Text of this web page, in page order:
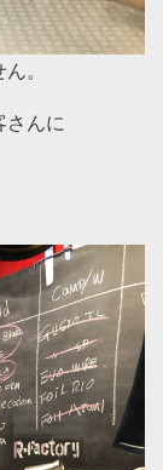
。
さんに